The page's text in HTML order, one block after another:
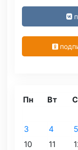
Пн Вт
3
4 5
10
11